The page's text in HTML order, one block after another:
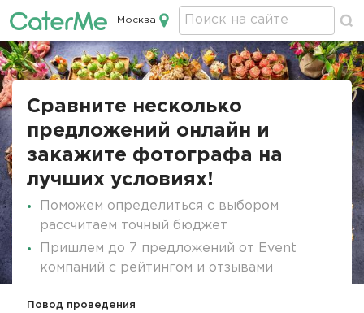
Кейтеринг в Москве
Москва
Строка
Сравните несколько
предложений онлайн и
закажите фотографа на
лучших условиях!
Поможем определиться с выбором
рассчитаем точный бюджет
Пришлем до 7 предложений от Event
компаний с рейтингом и отзывами
Повод проведения